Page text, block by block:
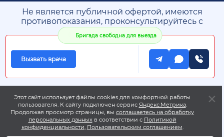
Не является публичной офертой, имеются
противопоказания, проконсультируйтесь с
врачом. 18+
* Медицинская деятельность оказывается по
адресу лицензии
** Адреса колл-центров
Этот сайт использует файлы cookies для комфортной работы
пользователя. К сайту подключен сервис Яндекс.Метрика.
Продолжая просмотр страницы, высоглашаетесь на обработку
персональных данныхв соответствии с Политикой
конфиденциальности, Пользовательским соглашением.
Бригада свободна для выезда
Вызвать врача